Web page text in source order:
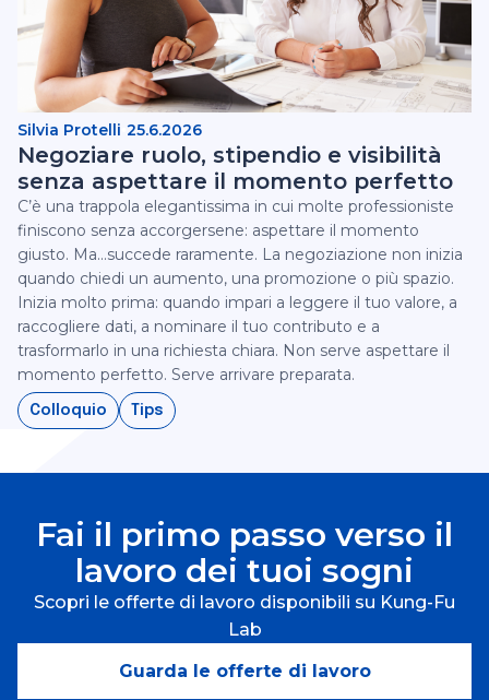
Silvia Protelli 25.6.2026
Negoziare ruolo, stipendio e visibilità
senza aspettare il momento perfetto
C’è una trappola elegantissima in cui molte professioniste
finiscono senza accorgersene: aspettare il momento
giusto. Ma...succede raramente.‍ La negoziazione non inizia
quando chiedi un aumento, una promozione o più spazio.
Inizia molto prima: quando impari a leggere il tuo valore, a
raccogliere dati, a nominare il tuo contributo e a
trasformarlo in una richiesta chiara.‍ Non serve aspettare il
momento perfetto. Serve arrivare preparata.‍
Colloquio Tips
Fai il primo passo verso il
lavoro dei tuoi sogni
Scopri le offerte di lavoro disponibili su Kung-Fu
Lab
Guarda le offerte di lavoro